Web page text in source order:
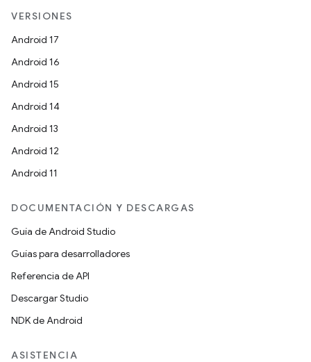
VERSIONES
Android 17
Android 16
Android 15
Android 14
Android 13
Android 12
Android 11
DOCUMENTACIÓN Y DESCARGAS
Guía de Android Studio
Guías para desarrolladores
Referencia de API
Descargar Studio
NDK de Android
ASISTENCIA